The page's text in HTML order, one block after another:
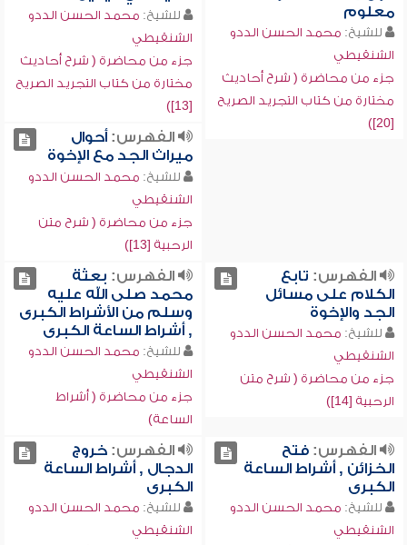
معلوم
للشيخ: محمد الحسن الددو
الشنقيطي
جزء من محاضرة ( شرح أحاديث
مختارة من كتاب التجريد الصريح
[20])
للشيخ: محمد الحسن الددو
الشنقيطي
جزء من محاضرة ( شرح أحاديث
مختارة من كتاب التجريد الصريح
[13])
الفهرس:أحوال
ميراث الجد مع الإخوة
للشيخ: محمد الحسن الددو
الشنقيطي
جزء من محاضرة ( شرح متن
الرحبية [13])
الفهرس: تابع
الكلام على مسائل
الجد والإخوة
للشيخ: محمد الحسن الددو
الشنقيطي
جزء من محاضرة ( شرح متن
الرحبية [14])
الفهرس: بعثة
محمد صلى الله عليه
وسلم من الأشراط الكبرى
, أشراط الساعة الكبرى
للشيخ: محمد الحسن الددو
الشنقيطي
جزء من محاضرة ( أشراط
الساعة)
الفهرس:فتح
الخزائن , أشراط الساعة
الكبرى
للشيخ: محمد الحسن الددو
الشنقيطي
الفهرس:خروج
الدجال , أشراط الساعة
الكبرى
للشيخ: محمد الحسن الددو
الشنقيطي